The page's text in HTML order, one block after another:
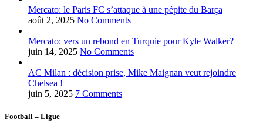
Mercato: le Paris FC s’attaque à une pépite du Barça
août 2, 2025 No Comments
Mercato: vers un rebond en Turquie pour Kyle Walker?
juin 14, 2025 No Comments
AC Milan : décision prise, Mike Maignan veut rejoindre
Chelsea !
juin 5, 2025 7 Comments
Football – Ligue